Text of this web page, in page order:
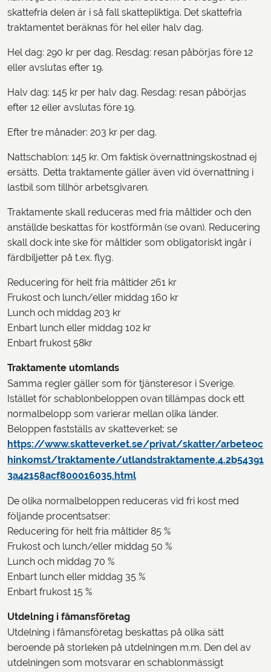
skattefria delen är i så fall skattepliktiga. Det skattefria
traktamentet beräknas för hel eller halv dag.
Hel dag: 290 kr per dag. Resdag: resan påbörjas före 12
eller avslutas efter 19.
Halv dag: 145 kr per halv dag. Resdag: resan påbörjas
efter 12 eller avslutas före 19.
Efter tre månader: 203 kr per dag.
Nattschablon: 145 kr. Om faktisk övernattningskostnad ej
ersätts. Detta traktamente gäller även vid övernattning i
lastbil som tillhör arbetsgivaren.
Traktamente skall reduceras med fria måltider och den
anställde beskattas för kostförmån (se ovan). Reducering
skall dock inte ske för måltider som obligatoriskt ingår i
färdbiljetter på t.ex. flyg.
Reducering för helt fria måltider 261 kr
Frukost och lunch/eller middag 160 kr
Lunch och middag 203 kr
Enbart lunch eller middag 102 kr
Enbart frukost 58kr
Traktamente utomlands
Samma regler gäller som för tjänsteresor i Sverige.
Istället för schablonbeloppen ovan tillämpas dock ett
normalbelopp som varierar mellan olika länder.
Beloppen fastställs av skatteverket: se
https://www.skatteverket.se/privat/skatter/arbeteoc
hinkomst/traktamente/utlandstraktamente.4.2b54391
3a42158acf800016035.html
De olika normalbeloppen reduceras vid fri kost med
följande procentsatser:
Reducering för helt fria måltider 85 %
Frukost och lunch/eller middag 50 %
Lunch och middag 70 %
Enbart lunch eller middag 35 %
Enbart frukost 15 %
Utdelning i fåmansföretag
Utdelning i fåmansföretag beskattas på olika sätt
beroende på storleken på utdelningen m.m. Den del av
utdelningen som motsvarar en schablonmässigt